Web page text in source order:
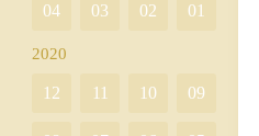
04 03 02 01
2020
12 11 10 09